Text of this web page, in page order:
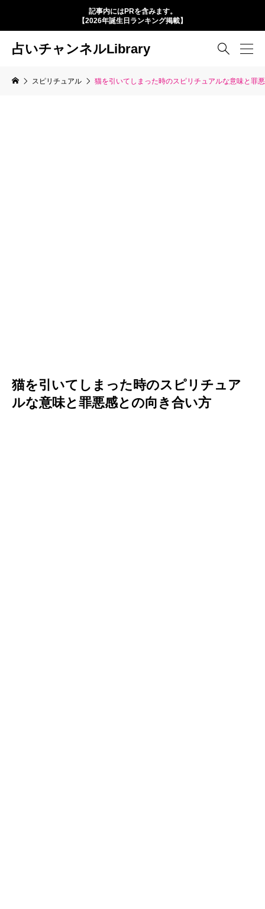
記事内にはPRを含みます。
【2026年誕生日ランキング掲載】
占いチャンネルLibrary 
スピリチュアル 猫を引いてしまった時のスピリチュアルな意味と罪
猫を引いてしまった時のスピリチュア
ルな意味と罪悪感との向き合い方